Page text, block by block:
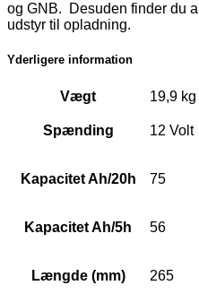
og GNB. Desuden finder du
udstyr til opladning.
Yderligere information
Vægt 19,9 kg
Spænding 12 Volt
Kapacitet Ah/20h 75
Kapacitet Ah/5h 56
Længde (mm) 265